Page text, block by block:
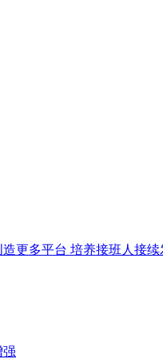
更多平台 培养接班人接续
强